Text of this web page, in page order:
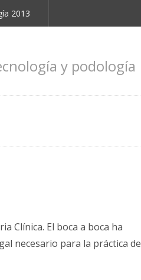
2013
y podología
Clínica. El boca a boca ha
necesario para la práctica de